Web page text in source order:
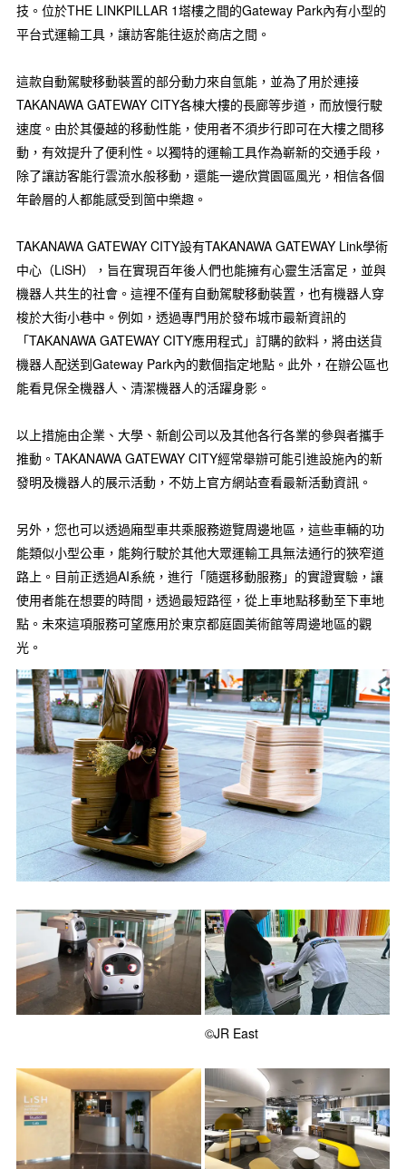
技。位於THE LINKPILLAR 1塔樓之間的Gateway Park內有小型的
平台式運輸工具，讓訪客能往返於商店之間。
這款自動駕駛移動裝置的部分動力來自氫能，並為了用於連接
TAKANAWA GATEWAY CITY各棟大樓的長廊等步道，而放慢行駛
速度。由於其優越的移動性能，使用者不須步行即可在大樓之間移
動，有效提升了便利性。以獨特的運輸工具作為嶄新的交通手段，
除了讓訪客能行雲流水般移動，還能一邊欣賞園區風光，相信各個
年齡層的人都能感受到箇中樂趣。
TAKANAWA GATEWAY CITY設有TAKANAWA GATEWAY Link學術
中心（LiSH），旨在實現百年後人們也能擁有心靈生活富足，並與
機器人共生的社會。這裡不僅有自動駕駛移動裝置，也有機器人穿
梭於大街小巷中。例如，透過專門用於發布城市最新資訊的
「TAKANAWA GATEWAY CITY應用程式」訂購的飲料，將由送貨
機器人配送到Gateway Park內的數個指定地點。此外，在辦公區也
能看見保全機器人、清潔機器人的活躍身影。
以上措施由企業、大學、新創公司以及其他各行各業的參與者攜手
推動。TAKANAWA GATEWAY CITY經常舉辦可能引進設施內的新
發明及機器人的展示活動，不妨上官方網站查看最新活動資訊。
另外，您也可以透過廂型車共乘服務遊覽周邊地區，這些車輛的功
能類似小型公車，能夠行駛於其他大眾運輸工具無法通行的狹窄道
路上。目前正透過AI系統，進行「隨選移動服務」的實證實驗，讓
使用者能在想要的時間，透過最短路徑，從上車地點移動至下車地
點。未來這項服務可望應用於東京都庭園美術館等周邊地區的觀
光。
©JR East